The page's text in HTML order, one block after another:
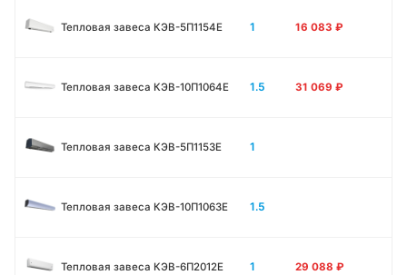
Тепловая завеса КЭВ-5П1154E 1 16 083 ₽
Тепловая завеса КЭВ-10П1064E 1.5 31 069 ₽
Тепловая завеса КЭВ-5П1153E 1
Тепловая завеса КЭВ-10П1063E 1.5
Тепловая завеса КЭВ-6П2012Е 1 29 088 ₽